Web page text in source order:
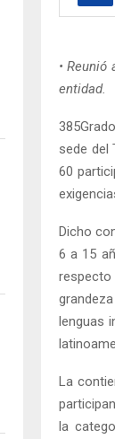
•
entidad.
sede del
60
Dicho
6 a 15
lenguas
La
la